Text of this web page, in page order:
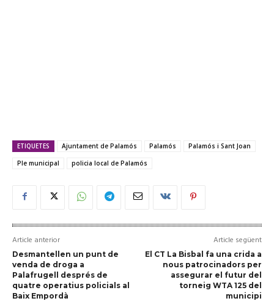
ETIQUETES Ajuntament de Palamós Palamós
Palamós i Sant Joan
Ple municipal
policia local de Palamós
Article anterior
Desmantellen un punt de
venda de droga a
Palafrugell després de
quatre operatius policials al
Baix Empordà
Article següent
El CT La Bisbal fa una crida a
nous patrocinadors per
assegurar el futur del
torneig WTA 125 del
municipi